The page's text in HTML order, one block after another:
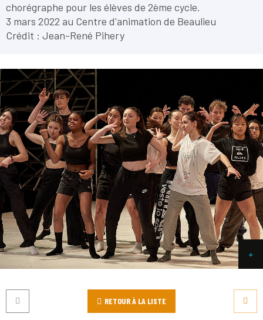
chorégraphe pour les élèves de 2ème cycle.
3 mars 2022 au Centre d'animation de Beaulieu
Crédit : Jean-René Pihery
RETOUR À LA LISTE